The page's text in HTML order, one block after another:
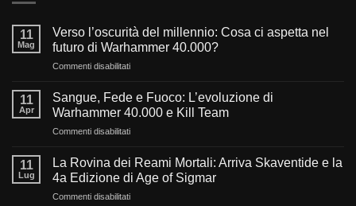
11
Mag
Verso l’oscurità del millennio: Cosa ci aspetta nel
futuro di Warhammer 40.000?
Commenti disabilitatisu
l’oscurità
del
millennio:
Cosa
aspetta
nel
futuro
di
11
Apr
Sangue, Fede e Fuoco: L’evoluzione di
Warhammer 40.000 e Kill Team
Commenti disabilitatisu
Fede
e
Fuoco:
L’evoluzione
11
Lug
La Rovina dei Reami Mortali: Arriva Skaventide e la
4a Edizione di Age of Sigmar
Commenti disabilitatisu